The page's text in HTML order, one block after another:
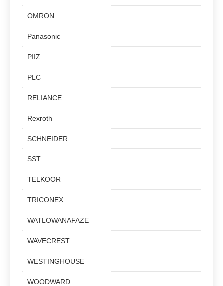
OMRON
Panasonic
PIIZ
PLC
RELIANCE
Rexroth
SCHNEIDER
SST
TELKOOR
TRICONEX
WATLOWANAFAZE
WAVECREST
WESTINGHOUSE
WOODWARD